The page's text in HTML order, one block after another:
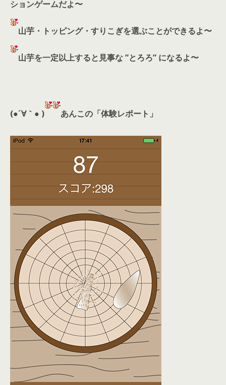
ションゲームだよ〜
山芋・トッピング・すりこぎを選ぶことができるよ〜
山芋を一定以上すると見事な ”とろろ” になるよ〜
(●´∀｀● ) あんこの「体験レポート」